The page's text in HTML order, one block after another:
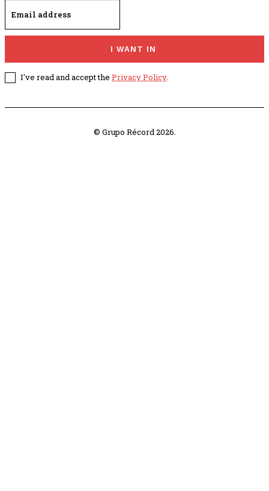
I WANT IN
I've read and accept the Privacy Policy.
© Grupo Récord 2026.